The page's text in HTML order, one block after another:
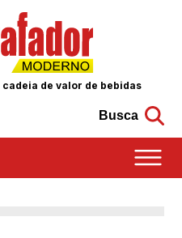
cadeia de valor de bebidas
Busca